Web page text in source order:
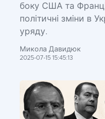
боку США та
політичні зміни в
уряду.
Микола Давидюк
2025-07-15 15:45:13